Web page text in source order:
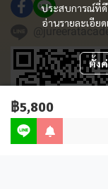
฿5,800
ประสบการณ์ที่ดี
อ่านรายละเอีย
ตั้ง